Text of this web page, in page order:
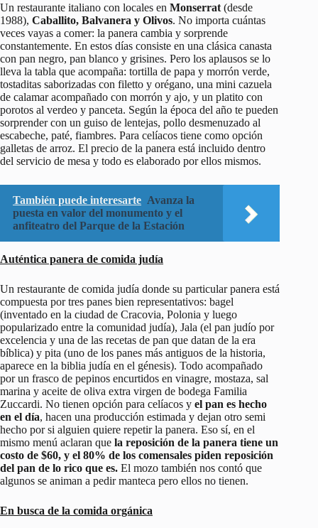
Un restaurante italiano con locales en Monserrat (desde
1988), Caballito, Balvanera y Olivos. No importa cuántas
veces vayas a comer: la panera cambia y sorprende
constantemente. En estos días consiste en una clásica canasta
con pan negro, pan blanco y grisines. Pero los aplausos se lo
lleva la tabla que acompaña: tortilla de papa y morrón verde,
tostaditas saborizadas con filetto y orégano, una mini cazuela
de calamar acompañado con morrón y ajo, y un platito con
porotos al verdeo y panceta. Según la época del año te pueden
sorprender con un guiso de lentejas, pollo desmenuzado al
escabeche, paté, fiambres. Para celíacos tiene como opción
galletas de arroz. El precio de la panera está incluido dentro
del servicio de mesa y todo es elaborado por ellos mismos.
También puede interesarte Avanza la
puesta en valor del monumento y el
anfiteatro del Parque de la Estación
Auténtica panera de comida judía
Un restaurante de comida judía donde su particular panera está
compuesta por tres panes bien representativos: bagel
(inventado en la ciudad de Cracovia, Polonia y luego
popularizado entre la comunidad judía), Jala (el pan judío por
excelencia y una de las recetas de pan que datan de la era
bíblica) y pita (uno de los panes más antiguos de la historia,
aparece en la biblia judía en el génesis). Todo acompañado
por un frasco de pepinos encurtidos en vinagre, mostaza, sal
marina y aceite de oliva extra virgen de bodega Familia
Zuccardi. No tienen opción para celíacos y el pan es hecho
en el día, hacen una producción estimada y dejan otro semi
hecho por si alguien quiere repetir la panera. Eso sí, en el
mismo menú aclaran que la reposición de la panera tiene un
costo de $60, y el 80% de los comensales piden reposición
del pan de lo rico que es. El mozo también nos contó que
algunos se animan a pedir manteca pero ellos no tienen.
En busca de la comida orgánica